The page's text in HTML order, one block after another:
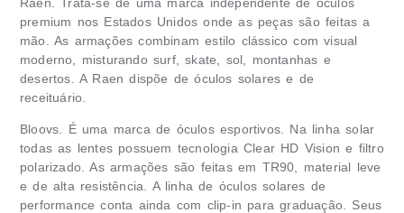
premium nos Estados Unidos onde as peças são feitas a
mão. As armações combinam estilo clássico com visual
moderno, misturando surf, skate, sol, montanhas e
desertos. A Raen dispõe de óculos solares e de
receituário.
Bloovs. É uma marca de óculos esportivos. Na linha solar
todas as lentes possuem tecnologia Clear HD Vision e filtro
polarizado. As armações são feitas em TR90, material leve
e de alta resistência. A linha de óculos solares de
performance conta ainda com clip-in para graduação. Seus